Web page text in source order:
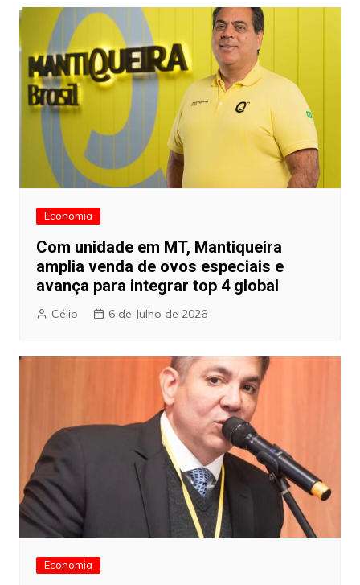
Economia
Com unidade em MT, Mantiqueira
amplia venda de ovos especiais e
avança para integrar top 4 global
Célio 6 de Julho de 2026
Economia